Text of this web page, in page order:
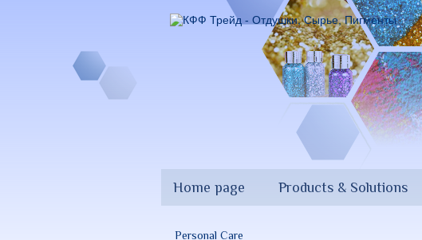
Home page Products & Solutions
Personal Care